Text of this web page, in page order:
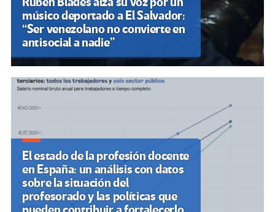
músico deportado a El Salvador:
“Ser venezolano no convierte en
antisocial a nadie”
El estado de la profesión docente
en España: un análisis con datos
sobre la situación del
profesorado y las políticas que